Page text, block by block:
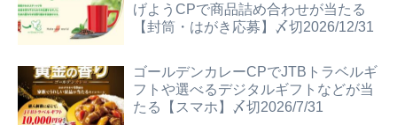
げようCPで商品詰め合わせが当たる
【封筒・はがき応募】〆切2026/12/31
ゴールデンカレーCPでJTBトラベルギ
フトや選べるデジタルギフトなどが当
たる【スマホ】〆切2026/7/31